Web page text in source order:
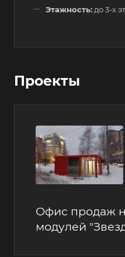
Этажность: до 3-х
Проекты
Офис продаж
модулей